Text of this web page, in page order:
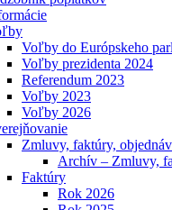
Voľby do Európskeho
Voľby prezidenta 2024
Referendum 2023
Voľby 2023
Voľby 2026
Zmluvy, faktúry,
Archív – Zmluvy,
Faktúry
Rok 2026